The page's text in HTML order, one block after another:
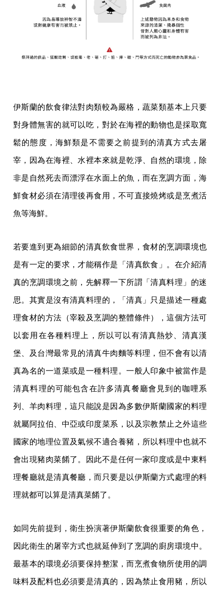
伊斯蘭的飲食律法對肉類較為嚴格，蔬菜類基本上只要
對身體無害的就可以吃，對於在海裡的動物也是採取寬
鬆的態度，海鮮類是不需要之前提到的清真方式去屠
宰，因為在海裡、水裡本來就是乾淨、自然的環境，除
非是自然死去而漂浮在水面上的魚，而在烹調方面，海
鮮食材必須在清理後再食用，不可直接燒烤或是烹煮活
魚等海鮮。
若要進到更為細節的清真飲食世界，食材的烹調環境也
是有一定的要求，才能稱作是「清真飲食」。在介紹清
真的烹調環境之前，先解釋一下所謂「清真料理」的迷
思。其實是沒有清真料理的，「清真」只是描述一種處
理食材的方法（宰殺及烹調的整體條件），這個方法可
以套用在各種料理上，所以可以有清真熱炒、清真漢
堡、及台灣最常見的清真牛肉麵等料理，但不會有以清
真為名的一道菜或是一種料理。一般人印象中被當作是
清真料理的可能包含在許多清真餐廳會見到的咖哩系
列、羊肉料理，這只能說是因為多數伊斯蘭國家的料理
就屬阿拉伯、中亞或印度菜系，以及宗教禁止之外這些
國家的地理位置及氣候不適合養豬，所以料理中也就不
會出現豬肉菜餚了。因此不是任何一家印度或是中東料
理餐廳就是清真餐廳，而只要是以伊斯蘭方式處理的料
理就都可以算是清真菜餚了。
如同先前提到，衛生扮演著伊斯蘭飲食很重要的角色，
因此衛生的屠宰方式也就延伸到了烹調的廚房環境中。
最基本的環境必須要保持整潔，而烹煮食物所使用的調
味料及配料也必須要是清真的，因為禁止食用豬，所以